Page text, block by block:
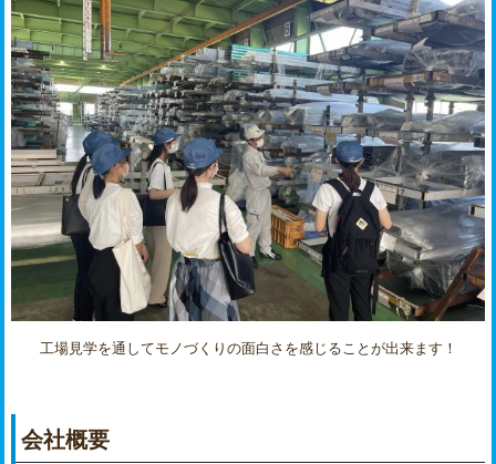
工場見学を通してモノづくりの面白さを感じることが出来ます！
会社概要